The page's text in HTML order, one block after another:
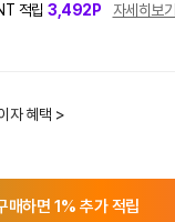
적립 3,492P
자세히보기
자 혜택 >
매하면 1% 추가 적립